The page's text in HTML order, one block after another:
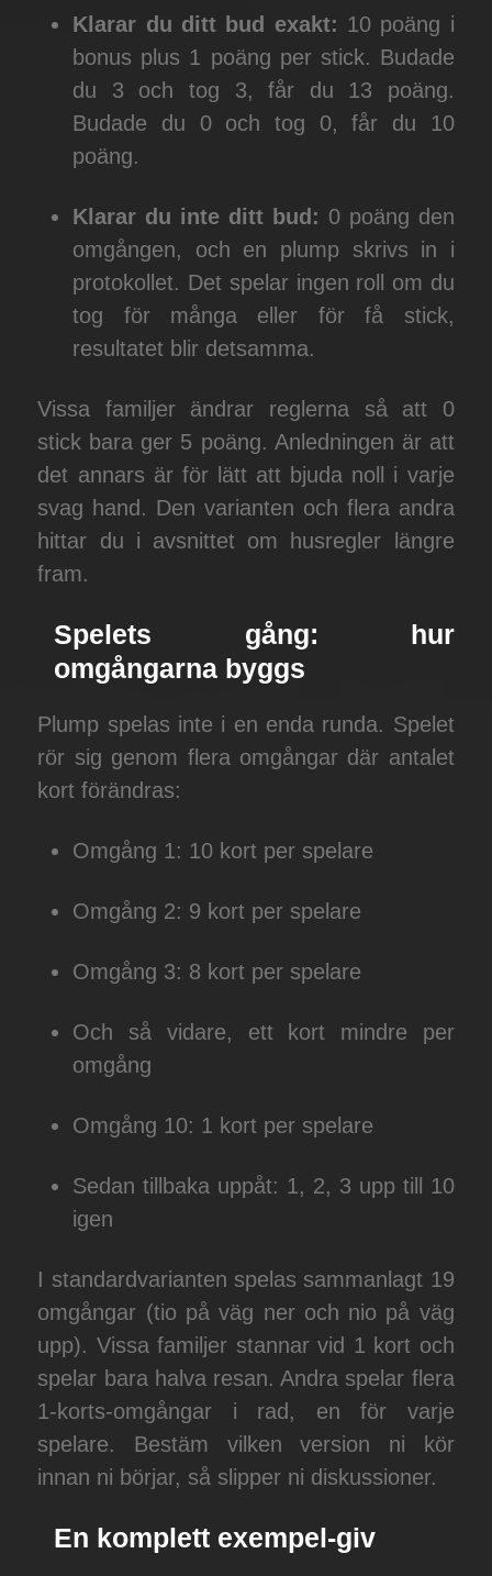
Klarar du ditt bud exakt: 10 poäng i
bonus plus 1 poäng per stick. Budade
du 3 och tog 3, får du 13 poäng.
Budade du 0 och tog 0, får du 10
poäng.
Klarar du inte ditt bud: 0 poäng den
omgången, och en plump skrivs in i
protokollet. Det spelar ingen roll om du
tog för många eller för få stick,
resultatet blir detsamma.
Vissa familjer ändrar reglerna så att 0
stick bara ger 5 poäng. Anledningen är att
det annars är för lätt att bjuda noll i varje
svag hand. Den varianten och flera andra
hittar du i avsnittet om husregler längre
fram.
Spelets gång: hur
omgångarna byggs
Plump spelas inte i en enda runda. Spelet
rör sig genom flera omgångar där antalet
kort förändras:
Omgång 1: 10 kort per spelare
Omgång 2: 9 kort per spelare
Omgång 3: 8 kort per spelare
Och så vidare, ett kort mindre per
omgång
Omgång 10: 1 kort per spelare
Sedan tillbaka uppåt: 1, 2, 3 upp till 10
igen
I standardvarianten spelas sammanlagt 19
omgångar (tio på väg ner och nio på väg
upp). Vissa familjer stannar vid 1 kort och
spelar bara halva resan. Andra spelar flera
1-korts-omgångar i rad, en för varje
spelare. Bestäm vilken version ni kör
innan ni börjar, så slipper ni diskussioner.
En komplett exempel-giv